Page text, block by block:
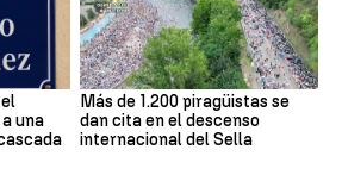
una
Más de 1.200 piragüistas se
dan cita en el descenso
internacional del Sella